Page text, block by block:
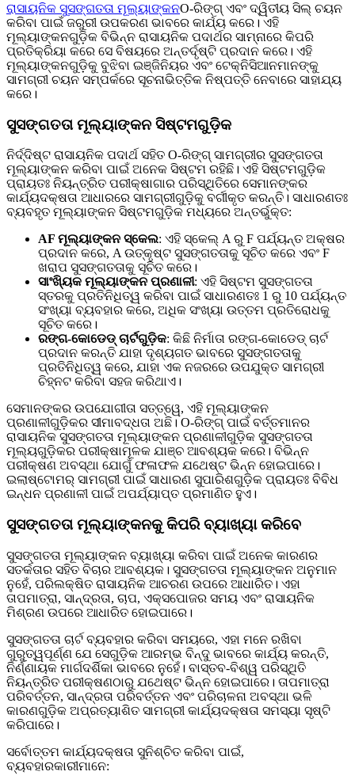
ରାସାୟନିକ ସୁସଙ୍ଗତତା ମୂଲ୍ୟାଙ୍କନO-ରିଙ୍ଗ୍ ଏବଂ ଦ୍ୱିତୀୟ ସିଲ୍ ଚୟନ
କରିବା ପାଇଁ ଜରୁରୀ ଉପକରଣ ଭାବରେ କାର୍ଯ୍ୟ କରେ। ଏହି
ମୂଲ୍ୟାଙ୍କନଗୁଡ଼ିକ ବିଭିନ୍ନ ରାସାୟନିକ ପଦାର୍ଥର ସାମ୍ନାରେ କିପରି
ପ୍ରତିକ୍ରିୟା କରେ ସେ ବିଷୟରେ ଅନ୍ତର୍ଦୃଷ୍ଟି ପ୍ରଦାନ କରେ। ଏହି
ମୂଲ୍ୟାଙ୍କନଗୁଡ଼ିକୁ ବୁଝିବା ଇଞ୍ଜିନିୟର ଏବଂ ଟେକ୍ନିସିଆନମାନଙ୍କୁ
ସାମଗ୍ରୀ ଚୟନ ସମ୍ପର୍କରେ ସୂଚନାଭିତ୍ତିକ ନିଷ୍ପତ୍ତି ନେବାରେ ସାହାଯ୍ୟ
କରେ।
ସୁସଙ୍ଗତତା ମୂଲ୍ୟାଙ୍କନ ସିଷ୍ଟମଗୁଡ଼ିକ
ନିର୍ଦ୍ଦିଷ୍ଟ ରାସାୟନିକ ପଦାର୍ଥ ସହିତ O-ରିଙ୍ଗ୍ ସାମଗ୍ରୀର ସୁସଙ୍ଗତତା
ମୂଲ୍ୟାଙ୍କନ କରିବା ପାଇଁ ଅନେକ ସିଷ୍ଟମ ରହିଛି। ଏହି ସିଷ୍ଟମଗୁଡ଼ିକ
ପ୍ରାୟତଃ ନିୟନ୍ତ୍ରିତ ପରୀକ୍ଷାଗାର ପରିସ୍ଥିତିରେ ସେମାନଙ୍କର
କାର୍ଯ୍ୟଦକ୍ଷତା ଆଧାରରେ ସାମଗ୍ରୀଗୁଡ଼ିକୁ ବର୍ଗୀକୃତ କରନ୍ତି। ସାଧାରଣତଃ
ବ୍ୟବହୃତ ମୂଲ୍ୟାଙ୍କନ ସିଷ୍ଟମଗୁଡ଼ିକ ମଧ୍ୟରେ ଅନ୍ତର୍ଭୁକ୍ତ:
AF ମୂଲ୍ୟାଙ୍କନ ସ୍କେଲ: ଏହି ସ୍କେଲ୍ A ରୁ F ପର୍ଯ୍ୟନ୍ତ ଅକ୍ଷର
ପ୍ରଦାନ କରେ, A ଉତ୍କୃଷ୍ଟ ସୁସଙ୍ଗତତାକୁ ସୂଚିତ କରେ ଏବଂ F
ଖରାପ ସୁସଙ୍ଗତତାକୁ ସୂଚିତ କରେ।
ସାଂଖ୍ୟିକ ମୂଲ୍ୟାଙ୍କନ ପ୍ରଣାଳୀ: ଏହି ସିଷ୍ଟମ ସୁସଙ୍ଗତତା
ସ୍ତରକୁ ପ୍ରତିନିଧିତ୍ୱ କରିବା ପାଇଁ ସାଧାରଣତଃ 1 ରୁ 10 ପର୍ଯ୍ୟନ୍ତ
ସଂଖ୍ୟା ବ୍ୟବହାର କରେ, ଅଧିକ ସଂଖ୍ୟା ଉତ୍ତମ ପ୍ରତିରୋଧକୁ
ସୂଚିତ କରେ।
ରଙ୍ଗ-କୋଡେଡ୍ ଚାର୍ଟଗୁଡ଼ିକ: କିଛି ନିର୍ମାତା ରଙ୍ଗ-କୋଡେଡ୍ ଚାର୍ଟ
ପ୍ରଦାନ କରନ୍ତି ଯାହା ଦୃଶ୍ୟଗତ ଭାବରେ ସୁସଙ୍ଗତତାକୁ
ପ୍ରତିନିଧିତ୍ୱ କରେ, ଯାହା ଏକ ନଜରରେ ଉପଯୁକ୍ତ ସାମଗ୍ରୀ
ଚିହ୍ନଟ କରିବା ସହଜ କରିଥାଏ।
ସେମାନଙ୍କର ଉପଯୋଗୀତା ସତ୍ତ୍ୱେ, ଏହି ମୂଲ୍ୟାଙ୍କନ
ପ୍ରଣାଳୀଗୁଡ଼ିକର ସୀମାବଦ୍ଧତା ଅଛି। O-ରିଙ୍ଗ୍ ପାଇଁ ବର୍ତ୍ତମାନର
ରାସାୟନିକ ସୁସଙ୍ଗତତା ମୂଲ୍ୟାଙ୍କନ ପ୍ରଣାଳୀଗୁଡ଼ିକ ସୁସଙ୍ଗତତା
ମୂଲ୍ୟଗୁଡ଼ିକର ପରୀକ୍ଷାମୂଳକ ଯାଞ୍ଚ ଆବଶ୍ୟକ କରେ। ବିଭିନ୍ନ
ପରୀକ୍ଷଣ ଅବସ୍ଥା ଯୋଗୁଁ ଫଳାଫଳ ଯଥେଷ୍ଟ ଭିନ୍ନ ହୋଇପାରେ।
ଇଲାଷ୍ଟୋମର୍ ସାମଗ୍ରୀ ପାଇଁ ସାଧାରଣ ସୁପାରିଶଗୁଡ଼ିକ ପ୍ରାୟତଃ ବିବିଧ
ଇନ୍ଧନ ପ୍ରଣାଳୀ ପାଇଁ ଅପର୍ଯ୍ୟାପ୍ତ ପ୍ରମାଣିତ ହୁଏ।
ସୁସଙ୍ଗତତା ମୂଲ୍ୟାଙ୍କନକୁ କିପରି ବ୍ୟାଖ୍ୟା କରିବେ
ସୁସଙ୍ଗତତା ମୂଲ୍ୟାଙ୍କନ ବ୍ୟାଖ୍ୟା କରିବା ପାଇଁ ଅନେକ କାରଣର
ସତର୍କତାର ସହିତ ବିଚାର ଆବଶ୍ୟକ। ସୁସଙ୍ଗତତା ମୂଲ୍ୟାଙ୍କନ ଅନୁମାନ
ନୁହେଁ, ପରିଲକ୍ଷିତ ରାସାୟନିକ ଆଚରଣ ଉପରେ ଆଧାରିତ। ଏହା
ତାପମାତ୍ରା, ସାନ୍ଦ୍ରତା, ଚାପ, ଏକ୍ସପୋଜର ସମୟ ଏବଂ ରାସାୟନିକ
ମିଶ୍ରଣ ଉପରେ ଆଧାରିତ ହୋଇପାରେ।
ସୁସଙ୍ଗତତା ଚାର୍ଟ ବ୍ୟବହାର କରିବା ସମୟରେ, ଏହା ମନେ ରଖିବା
ଗୁରୁତ୍ୱପୂର୍ଣ୍ଣ ଯେ ସେଗୁଡ଼ିକ ଆରମ୍ଭ ବିନ୍ଦୁ ଭାବରେ କାର୍ଯ୍ୟ କରନ୍ତି,
ନିର୍ଣ୍ଣାୟକ ମାର୍ଗଦର୍ଶିକା ଭାବରେ ନୁହେଁ। ବାସ୍ତବ-ବିଶ୍ୱ ପରିସ୍ଥିତି
ନିୟନ୍ତ୍ରିତ ପରୀକ୍ଷଣଠାରୁ ଯଥେଷ୍ଟ ଭିନ୍ନ ହୋଇପାରେ। ତାପମାତ୍ରା
ପରିବର୍ତ୍ତନ, ସାନ୍ଦ୍ରତା ପରିବର୍ତ୍ତନ ଏବଂ ପରିଚାଳନା ଅବସ୍ଥା ଭଳି
କାରଣଗୁଡ଼ିକ ଅପ୍ରତ୍ୟାଶିତ ସାମଗ୍ରୀ କାର୍ଯ୍ୟଦକ୍ଷତା ସମସ୍ୟା ସୃଷ୍ଟି
କରିପାରେ।
ସର୍ବୋତ୍ତମ କାର୍ଯ୍ୟଦକ୍ଷତା ସୁନିଶ୍ଚିତ କରିବା ପାଇଁ,
ବ୍ୟବହାରକାରୀମାନେ: